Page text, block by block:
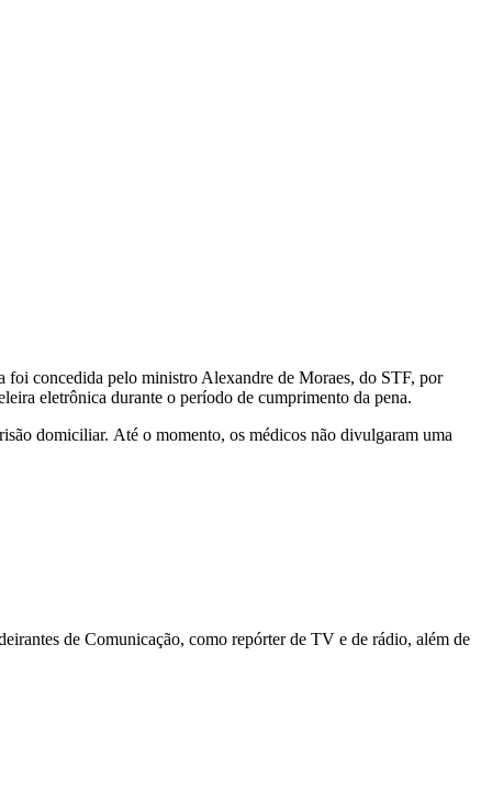
foi concedida pelo ministro Alexandre de Moraes, do STF, por
eletrônica durante o período de cumprimento da pena.
domiciliar. Até o momento, os médicos não divulgaram uma
de Comunicação, como repórter de TV e de rádio, além de